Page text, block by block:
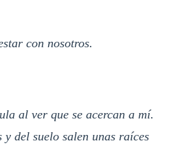
con nosotros.
al ver que se acercan a mí.
y del suelo salen unas raíces